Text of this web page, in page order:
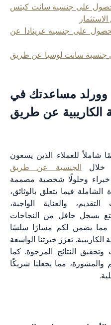
سانت كيتس
غرينادا عن
عن طريق
في
عن طريق
الذين يسعون
عن طريق
مصممة
بالوثائق،
الواجبة،
من النجاحات
مسارًا سلسًا
الواسعة
المرجوة. كما
يجعلنا شريكًا